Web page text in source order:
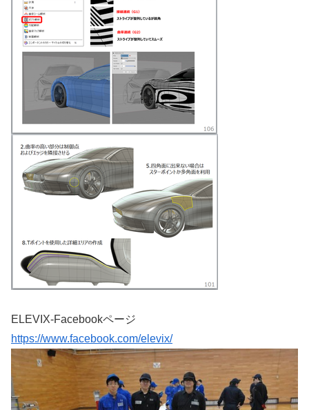
ELEVIX-Facebookページ
https://www.facebook.com/elevix/